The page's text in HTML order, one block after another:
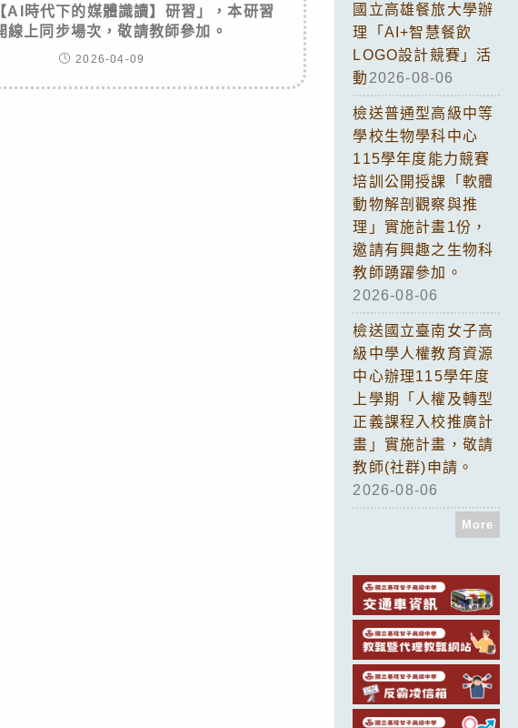
AI時代下的媒體識讀】研習」，本研習
線上同步場次，敬請教師參加。
2026-04-09
國立高雄餐旅大學辦
理「AI+智慧餐飲
LOGO設計競賽」活
動 2026-08-06
檢送普通型高級中等
學校生物學科中心
115學年度能力競賽
培訓公開授課「軟體
動物解剖觀察與推
理」實施計畫1份，
邀請有興趣之生物科
教師踴躍參加。
2026-08-06
檢送國立臺南女子高
級中學人權教育資源
中心辦理115學年度
上學期「人權及轉型
正義課程入校推廣計
畫」實施計畫，敬請
教師(社群)申請。
2026-08-06
More